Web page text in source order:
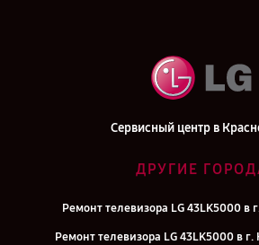
Сервисный центр в
ДРУГИЕ
Ремонт телевизора LG 43LK5000 в
Ремонт телевизора LG 43LK5000 в